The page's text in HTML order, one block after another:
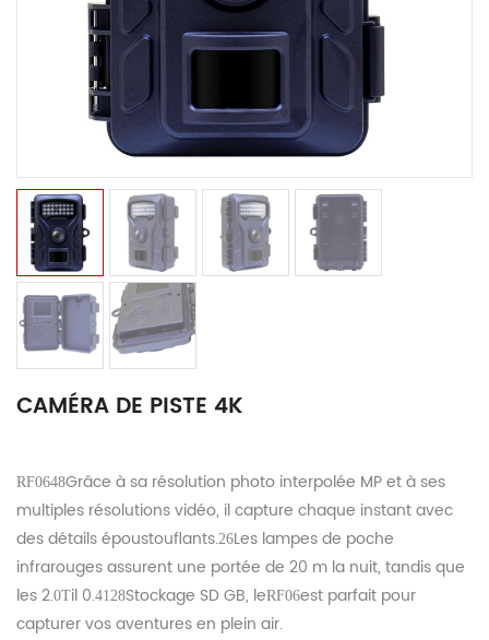
CAMÉRA DE PISTE 4K
RF0648Grâce à sa résolution photo interpolée MP et à ses
multiples résolutions vidéo, il capture chaque instant avec
des détails époustouflants.26Les lampes de poche
infrarouges assurent une portée de 20 m la nuit, tandis que
les 2.0Til 0.4128Stockage SD GB, leRF06est parfait pour
capturer vos aventures en plein air.